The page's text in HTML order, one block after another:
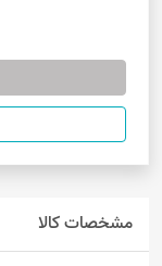
مشخصات کالا